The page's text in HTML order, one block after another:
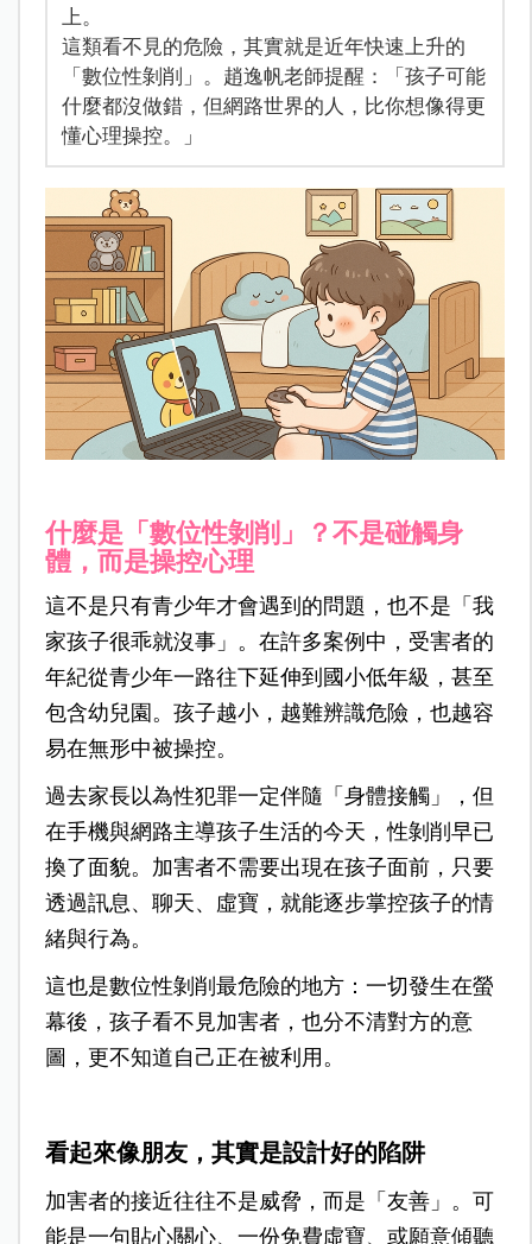
上。
這類看不見的危險，其實就是近年快速上升的
「數位性剝削」。趙逸帆老師提醒：「孩子可能
什麼都沒做錯，但網路世界的人，比你想像得更
懂心理操控。」
什麼是「數位性剝削」？不是碰觸身
體，而是操控心理
這不是只有青少年才會遇到的問題，也不是「我
家孩子很乖就沒事」。在許多案例中，受害者的
年紀從青少年一路往下延伸到國小低年級，甚至
包含幼兒園。孩子越小，越難辨識危險，也越容
易在無形中被操控。
過去家長以為性犯罪一定伴隨「身體接觸」，但
在手機與網路主導孩子生活的今天，性剝削早已
換了面貌。加害者不需要出現在孩子面前，只要
透過訊息、聊天、虛寶，就能逐步掌控孩子的情
緒與行為。
這也是數位性剝削最危險的地方：一切發生在螢
幕後，孩子看不見加害者，也分不清對方的意
圖，更不知道自己正在被利用。
看起來像朋友，其實是設計好的陷阱
加害者的接近往往不是威脅，而是「友善」。可
能是一句貼心關心、一份免費虛寶、或願意傾聽